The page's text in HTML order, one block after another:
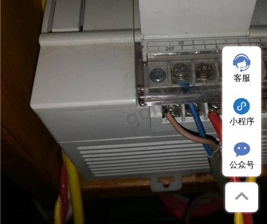
客服
小程序
公众号